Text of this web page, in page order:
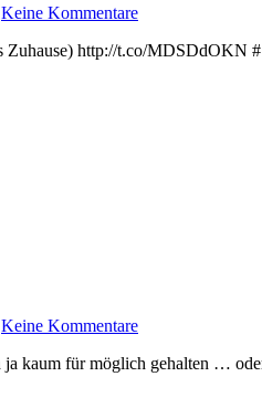
Keine Kommentare
Zuhause) http://t.co/MDSDdOKN #
Keine Kommentare